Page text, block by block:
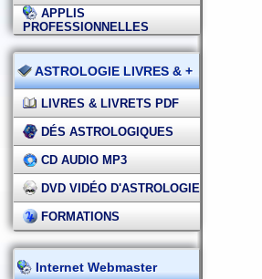
APPLIS
PROFESSIONNELLES
ASTROLOGIE LIVRES & +
LIVRES & LIVRETS PDF
DÉS ASTROLOGIQUES
CD AUDIO MP3
DVD VIDÉO D'ASTROLOGIE
FORMATIONS
Internet Webmaster